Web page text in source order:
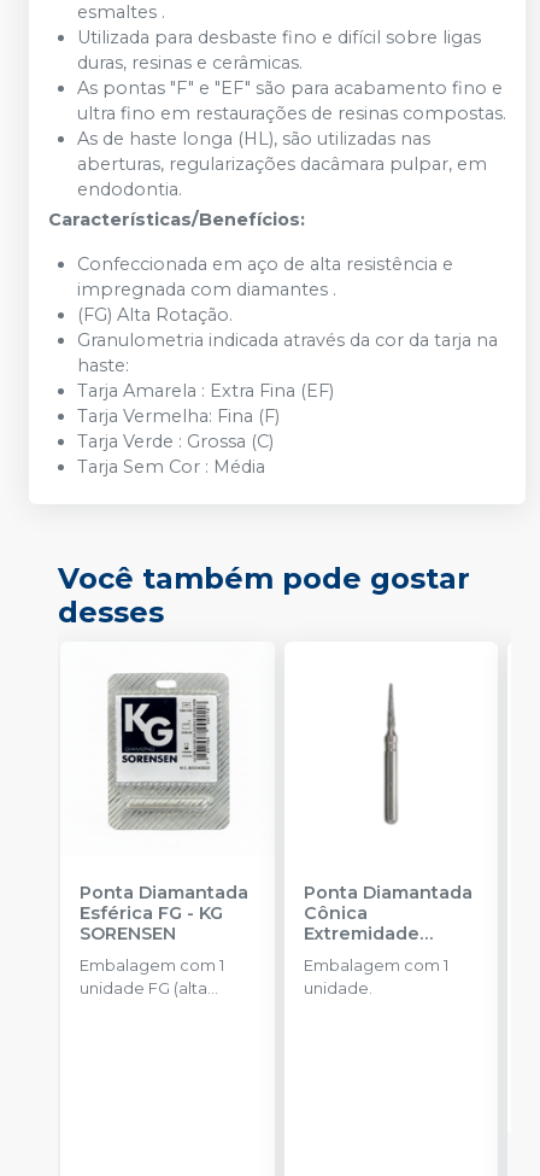
esmaltes .
Utilizada para desbaste fino e difícil sobre ligas
duras, resinas e cerâmicas.
As pontas "F" e "EF" são para acabamento fino e
ultra fino em restaurações de resinas compostas.
As de haste longa (HL), são utilizadas nas
aberturas, regularizações dacâmara pulpar, em
endodontia.
Características/Benefícios:
Confeccionada em aço de alta resistência e
impregnada com diamantes .
(FG) Alta Rotação.
Granulometria indicada através da cor da tarja na
haste:
Tarja Amarela : Extra Fina (EF)
Tarja Vermelha: Fina (F)
Tarja Verde : Grossa (C)
Tarja Sem Cor : Média
Você também pode gostar
desses
Ponta Diamantada
Esférica FG - KG
SORENSEN
Embalagem com 1
unidade FG (alta
Ponta Diamantada
Cônica
Extremidade
Arredondada FG
KG SORENSEN
Embalagem com 1
unidade.